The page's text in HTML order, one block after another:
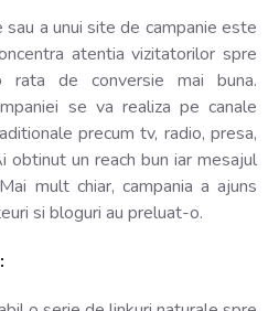
sau a unui site de campanie este
atentia vizitatorilor spre
de conversie mai buna.
se va realiza pe canale
precum tv, radio, presa,
obtinut un reach bun iar mesajul
mult chiar, campania a ajuns
si bloguri au preluat-o.